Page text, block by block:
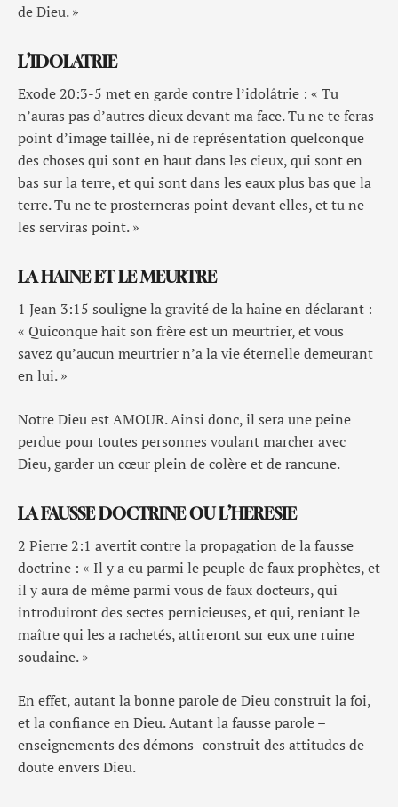
de Dieu. »
L’IDOLATRIE
Exode 20:3-5 met en garde contre l’idolâtrie : « Tu
n’auras pas d’autres dieux devant ma face. Tu ne te feras
point d’image taillée, ni de représentation quelconque
des choses qui sont en haut dans les cieux, qui sont en
bas sur la terre, et qui sont dans les eaux plus bas que la
terre. Tu ne te prosterneras point devant elles, et tu ne
les serviras point. »
LA HAINE ET LE MEURTRE
1 Jean 3:15 souligne la gravité de la haine en déclarant :
« Quiconque hait son frère est un meurtrier, et vous
savez qu’aucun meurtrier n’a la vie éternelle demeurant
en lui. »
Notre Dieu est AMOUR. Ainsi donc, il sera une peine
perdue pour toutes personnes voulant marcher avec
Dieu, garder un cœur plein de colère et de rancune.
LA FAUSSE DOCTRINE OU L’HERESIE
2 Pierre 2:1 avertit contre la propagation de la fausse
doctrine : « Il y a eu parmi le peuple de faux prophètes, et
il y aura de même parmi vous de faux docteurs, qui
introduiront des sectes pernicieuses, et qui, reniant le
maître qui les a rachetés, attireront sur eux une ruine
soudaine. »
En effet, autant la bonne parole de Dieu construit la foi,
et la confiance en Dieu. Autant la fausse parole –
enseignements des démons- construit des attitudes de
doute envers Dieu.